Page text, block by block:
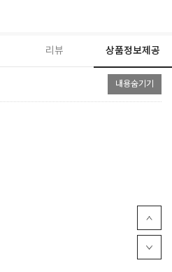
리뷰 상품정보제공
내용숨기기